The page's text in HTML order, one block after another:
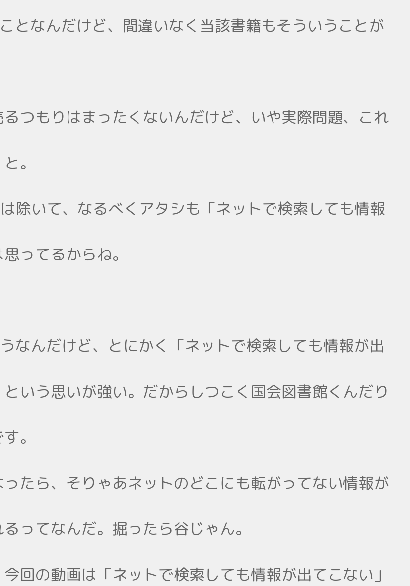
なんだけど、間違いなく当該書籍もそういうことが
つもりはまったくないんだけど、いや実際問題、これ
。
除いて、なるべくアタシも「ネットで検索しても情報
ってるからね。
なんだけど、とにかく「ネットで検索しても情報が出
いう思いが強い。だからしつこく国会図書館くんだり
。
たら、そりゃあネットのどこにも転がってない情報が
ってなんだ。掘ったら谷じゃん。
回の動画は「ネットで検索しても情報が出てこない」